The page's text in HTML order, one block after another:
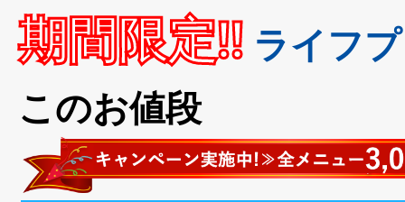
期間限定!! ライフ
このお値段